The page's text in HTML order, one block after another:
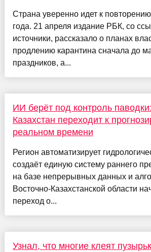
Страна уверенно идет к
года. 21 апреля издание РБК, со
источники, рассказало о планах
продлению карантина сначала до
праздников, а...
ИИ берёт под контроль
Казахстан переходит к
реальном времени
Регион автоматизирует
создаёт единую систему раннего
на базе непрерывных данных и
Восточно-Казахстанской области
переход о...
Узнал, что многие клеят